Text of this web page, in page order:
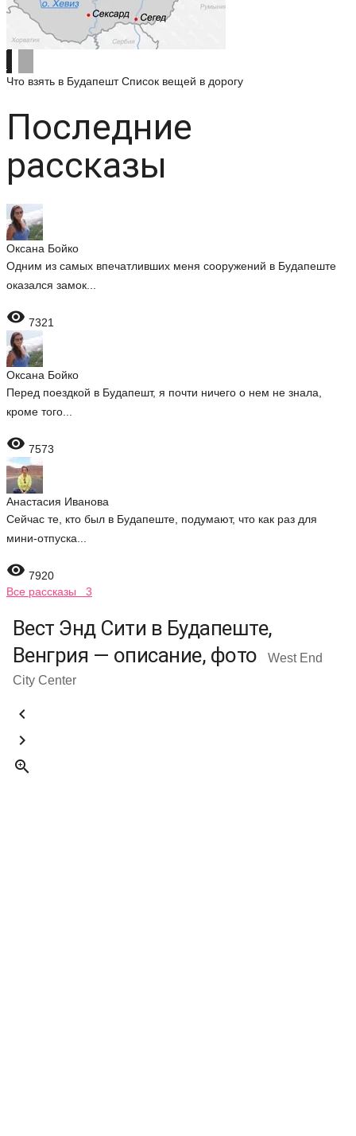
Что взять в Будапешт Список вещей в дорогу
Последние
рассказы
Оксана Бойко
Одним из самых впечатливших меня сооружений в Будапеште
оказался замок...
 7321
Оксана Бойко
Перед поездкой в Будапешт, я почти ничего о нем не знала,
кроме того...
 7573
Анастасия Иванова
Сейчас те, кто был в Будапеште, подумают, что как раз для
мини-отпуска...
 7920
Все рассказы 3
Вест Энд Сити в Будапеште,
Венгрия — описание, фото
West End
City Center


